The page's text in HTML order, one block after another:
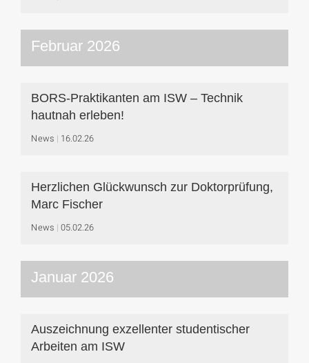
Februar 2026
BORS-Praktikanten am ISW – Technik
hautnah erleben!
News 16.02.26
Herzlichen Glückwunsch zur Doktorprüfung,
Marc Fischer
News 05.02.26
Januar 2026
Auszeichnung exzellenter studentischer
Arbeiten am ISW